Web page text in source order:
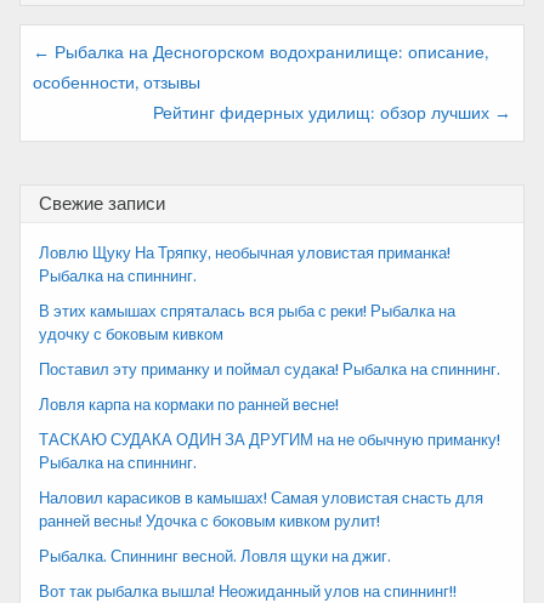
Навигация
по
записям
← Рыбалка на Десногорском водохранилище: описание,
особенности, отзывы
Рейтинг фидерных удилищ: обзор лучших →
Свежие записи
Ловлю Щуку На Тряпку, необычная уловистая приманка!
Рыбалка на спиннинг.
В этих камышах спряталась вся рыба с реки! Рыбалка на
удочку с боковым кивком
Поставил эту приманку и поймал судака! Рыбалка на спиннинг.
Ловля карпа на кормаки по ранней весне!
ТАСКАЮ СУДАКА ОДИН ЗА ДРУГИМ на не обычную приманку!
Рыбалка на спиннинг.
Наловил карасиков в камышах! Самая уловистая снасть для
ранней весны! Удочка с боковым кивком рулит!
Рыбалка. Спиннинг весной. Ловля щуки на джиг.
Вот так рыбалка вышла! Неожиданный улов на спиннинг!!